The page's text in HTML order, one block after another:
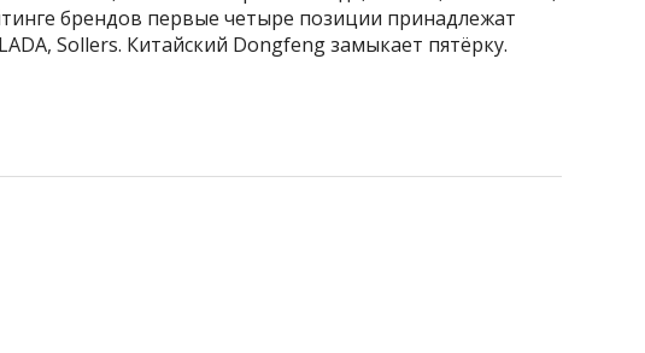
брендов первые четыре позиции принадлежат
Sollers. Китайский Dongfeng замыкает пятёрку.